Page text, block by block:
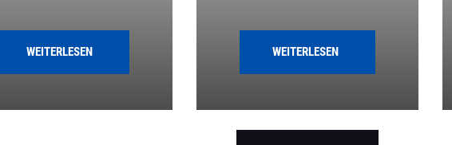
WEITERLESEN WEITERLESEN